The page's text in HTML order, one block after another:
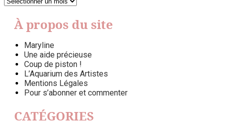
BAZENNE
(ARCHIVES)
À propos du site
Maryline
Une aide précieuse
Coup de piston !
L’Aquarium des Artistes
Mentions Légales
Pour s’abonner et commenter
CATÉGORIES